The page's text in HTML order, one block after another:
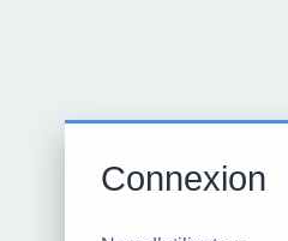
Connexion